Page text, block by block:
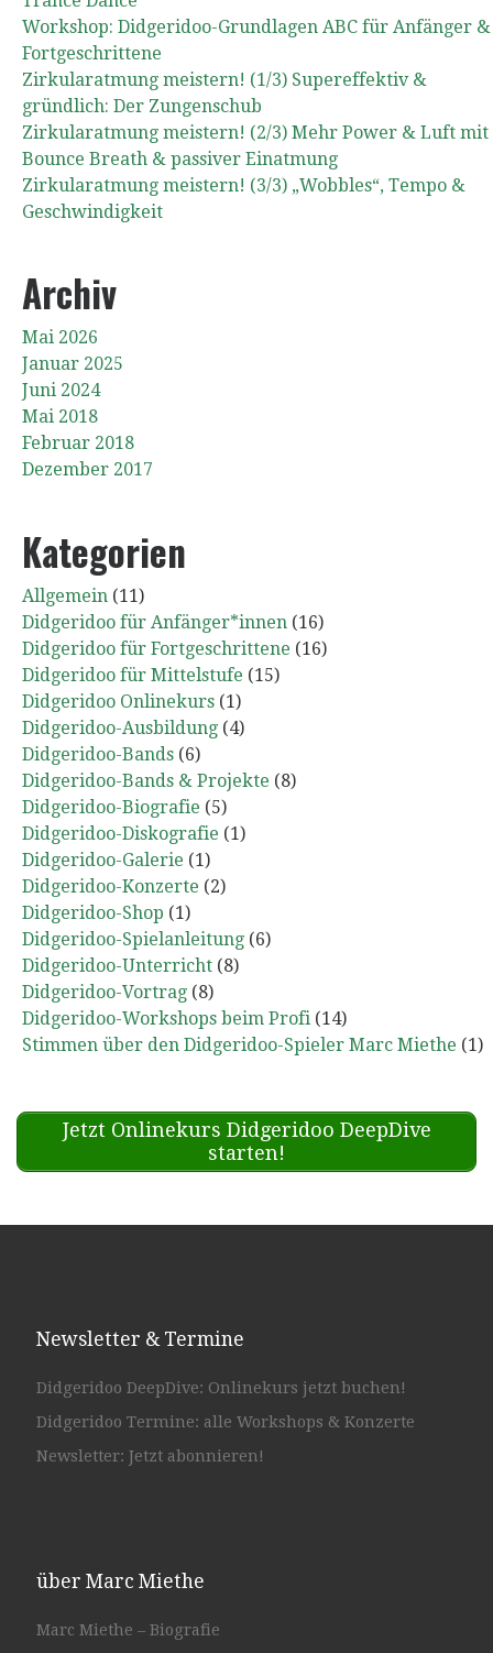
Workshop: Didgeridoo-Grundlagen ABC für Anfänger &
Fortgeschrittene
Zirkularatmung meistern! (1/3) Supereffektiv &
gründlich: Der Zungenschub
Zirkularatmung meistern! (2/3) Mehr Power & Luft mit
Bounce Breath & passiver Einatmung
Zirkularatmung meistern! (3/3) „Wobbles“, Tempo &
Geschwindigkeit
Archiv
Mai 2026
Januar 2025
Juni 2024
Mai 2018
Februar 2018
Dezember 2017
Kategorien
Allgemein (11)
Didgeridoo für Anfänger*innen (16)
Didgeridoo für Fortgeschrittene (16)
Didgeridoo für Mittelstufe (15)
Didgeridoo Onlinekurs (1)
Didgeridoo-Ausbildung (4)
Didgeridoo-Bands (6)
Didgeridoo-Bands & Projekte (8)
Didgeridoo-Biografie (5)
Didgeridoo-Diskografie (1)
Didgeridoo-Galerie (1)
Didgeridoo-Konzerte (2)
Didgeridoo-Shop (1)
Didgeridoo-Spielanleitung (6)
Didgeridoo-Unterricht (8)
Didgeridoo-Vortrag (8)
Didgeridoo-Workshops beim Profi (14)
Stimmen über den Didgeridoo-Spieler Marc Miethe (1)
Jetzt Onlinekurs Didgeridoo DeepDive
starten!
Newsletter & Termine
Didgeridoo DeepDive: Onlinekurs jetzt buchen!
Didgeridoo Termine: alle Workshops & Konzerte
Newsletter: Jetzt abonnieren!
über Marc Miethe
Marc Miethe – Biografie